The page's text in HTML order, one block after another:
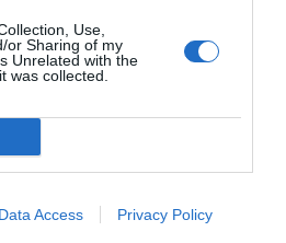
Use,
or Sharing of my
Unrelated with the
was collected.
Data Access Privacy Policy
Martínez